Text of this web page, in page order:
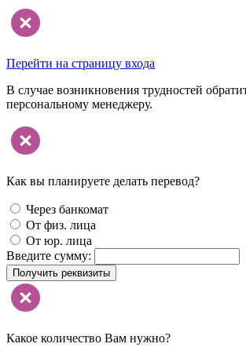
Перейти на страницу входа
В случае возникновения трудностей
персональному менеджеру.
Как вы планируете делать перевод?
Через банкомат
От физ. лица
От юр. лица
Введите сумму:
Получить реквизиты
Какое количество Вам нужно?